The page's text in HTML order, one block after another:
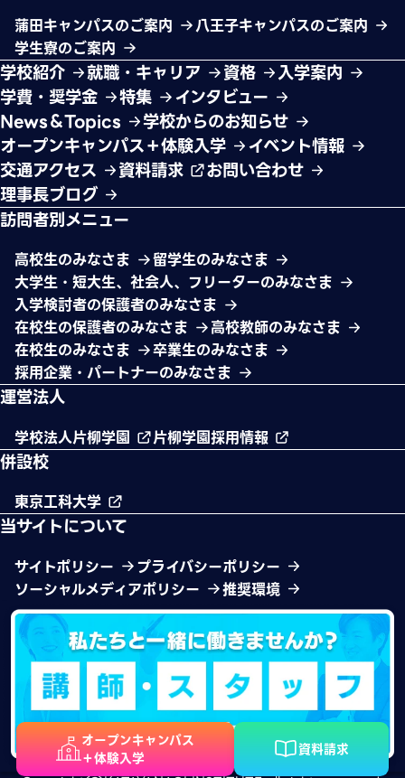
オープンキャンパス
＋体験入学
資料請求
蒲田キャンパスのご案内
八王子キャンパスのご案内
学生寮のご案内
学校紹介 就職・キャリア 資格
入学案内
学費・奨学金
特集
インタビュー
News＆Topics
学校からのお知らせ
オープンキャンパス＋体験入学
イベント情報
交通アクセス
資料請求
お問い合わせ
理事長ブログ
訪問者別メニュー
高校生のみなさま
留学生のみなさま
大学生・短大生、社会人、フリーターのみなさま
入学検討者の保護者のみなさま
在校生の保護者のみなさま
高校教師のみなさま
在校生のみなさま
卒業生のみなさま
採用企業・パートナーのみなさま
運営法人
学校法人片柳学園 片柳学園採用情報
併設校
東京工科大学
当サイトについて
サイトポリシー
プライバシーポリシー
ソーシャルメディアポリシー
推奨環境